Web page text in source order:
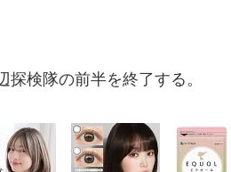
探検隊の前半を終了する。